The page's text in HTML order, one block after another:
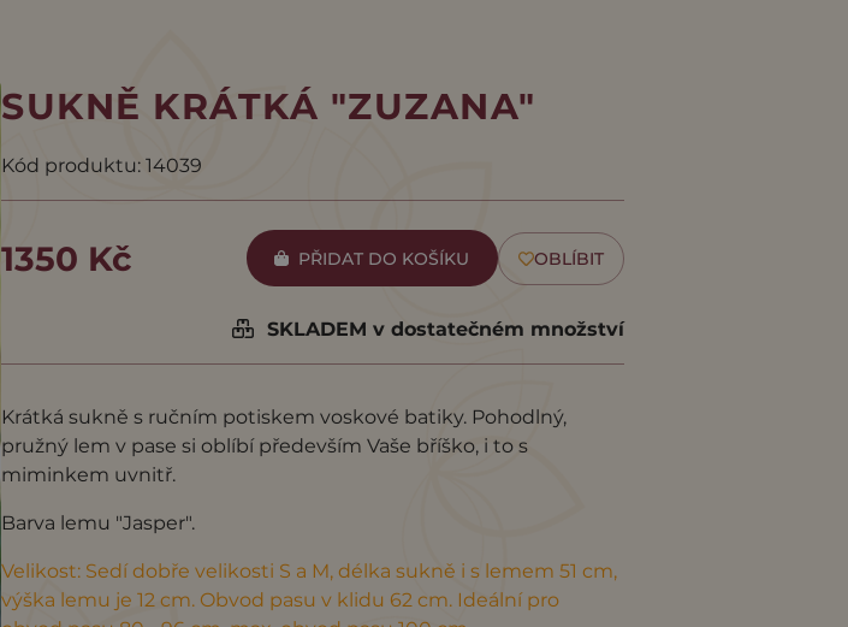
SUKNĚ KRÁTKÁ "ZUZANA"
Kód produktu: 14039
1350 Kč PŘIDAT DO KOŠÍKU OBLÍBIT
SKLADEM v dostatečném množství
Krátká sukně s ručním potiskem voskové batiky. Pohodlný,
pružný lem v pase si oblíbí především Vaše bříško, i to s
miminkem uvnitř.
Barva lemu "Jasper".
Velikost: Sedí dobře velikosti S a M, délka sukně i s lemem 51 cm,
výška lemu je 12 cm. Obvod pasu v klidu 62 cm. Ideální pro